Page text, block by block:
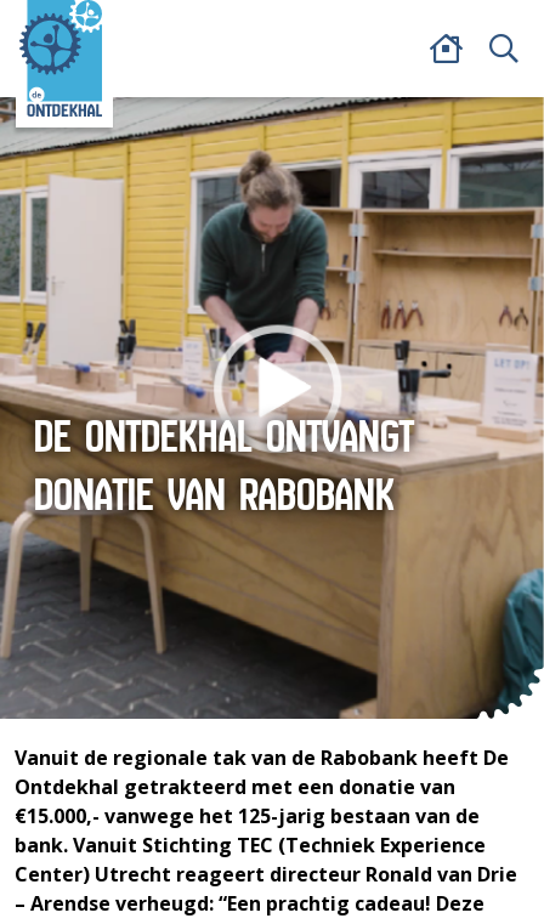
DE ONTDEKHAL ONTVANGT
DONATIE VAN RABOBANK
Vanuit de regionale tak van de Rabobank heeft De
Ontdekhal getrakteerd met een donatie van
€15.000,- vanwege het 125-jarig bestaan van de
bank. Vanuit Stichting TEC (Techniek Experience
Center) Utrecht reageert directeur Ronald van Drie
– Arendse verheugd: “Een prachtig cadeau! Deze